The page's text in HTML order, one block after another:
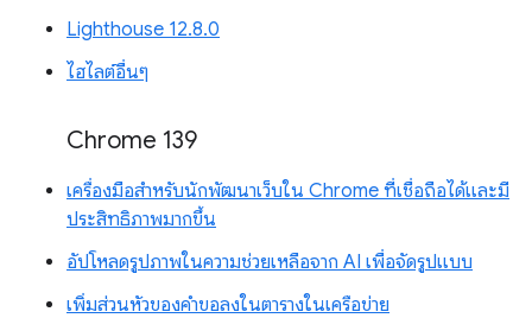
Lighthouse 12.8.0
ไฮไลต์อื่นๆ
Chrome 139
เครื่องมือสำหรับนักพัฒนาเว็บใน Chrome ที่เชื่อถือได้และมี
ประสิทธิภาพมากขึ้น
อัปโหลดรูปภาพในความช่วยเหลือจาก AI เพื่อจัดรูปแบบ
เพิ่มส่วนหัวของคำขอลงในตารางในเครือข่าย